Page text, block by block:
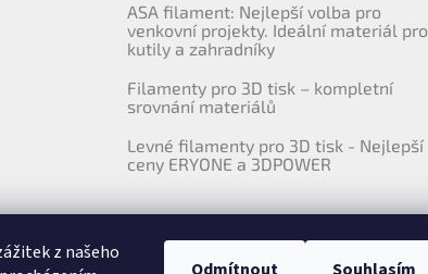
z našeho
ASA filament: Nejlepší volba pro
venkovní projekty. Ideální materiál pro
kutily a zahradníky
Filamenty pro 3D tisk – kompletní
srovnání materiálů
Levné filamenty pro 3D tisk - Nejlepší
ceny ERYONE a 3DPOWER